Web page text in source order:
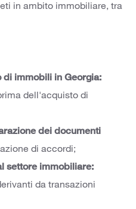
in ambito immobiliare, tra
immobili in Georgia:
dell'acquisto di
dei documenti
di accordi;
settore immobiliare:
da transazioni